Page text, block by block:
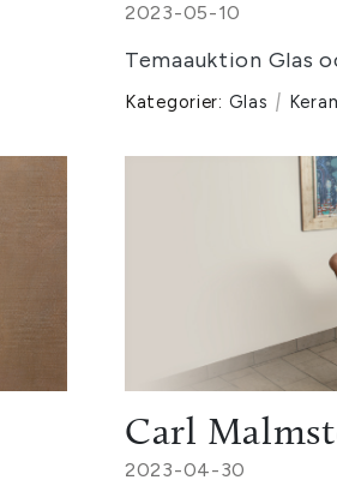
2023-05-10
Temaauktion Glas
Kategorier: Glas |
Carl
2023-04-30